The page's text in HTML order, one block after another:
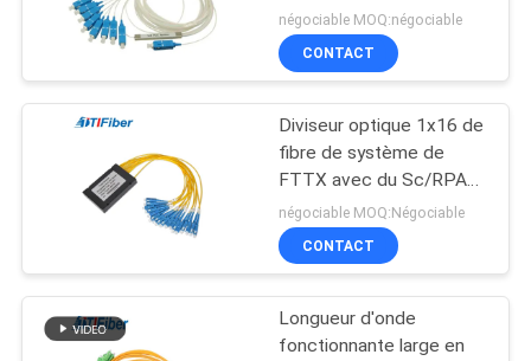
connecteur de SC/UPC
RPA
négociable MOQ:négociable
CONTACT
Diviseur optique 1x16 de
fibre de système de
FTTX avec du Sc/RPA
de tresse
négociable MOQ:Négociable
CONTACT
Longueur d'onde
fonctionnante large en